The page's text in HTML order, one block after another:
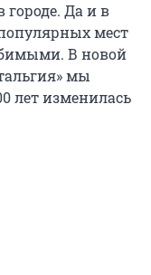
Да и в
мест
В новой
мы
лет изменилась